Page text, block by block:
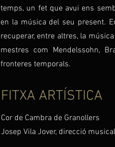
temps, un fet que avui ens
en la música del seu present.
recuperar, entre altres, la
mestres com Mendelssohn,
fronteres temporals.
FITXA ARTÍSTICA
Cor de Cambra de Granollers
Josep Vila Jover, direcció musical